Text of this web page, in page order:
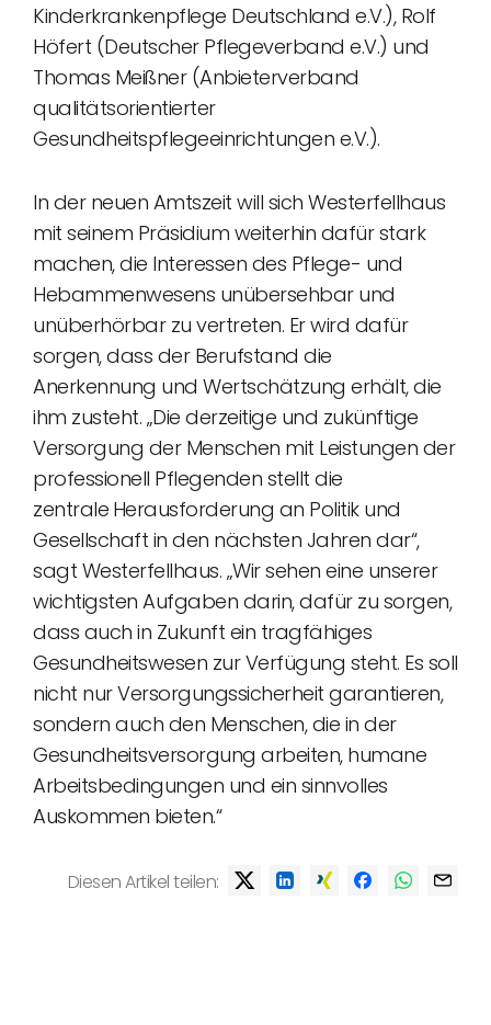
Kinderkrankenpflege Deutschland e.V.), Rolf
Höfert (Deutscher Pflegeverband e.V.) und
Thomas Meißner (Anbieterverband
qualitätsorientierter
Gesundheitspflegeeinrichtungen e.V.).
In der neuen Amtszeit will sich Westerfellhaus
mit seinem Präsidium weiterhin dafür stark
machen, die Interessen des Pflege- und
Hebammenwesens unübersehbar und
unüberhörbar zu vertreten. Er wird dafür
sorgen, dass der Berufstand die
Anerkennung und Wertschätzung erhält, die
ihm zusteht. „Die derzeitige und zukünftige
Versorgung der Menschen mit Leistungen der
professionell Pflegenden stellt die
zentrale Herausforderung an Politik und
Gesellschaft in den nächsten Jahren dar“,
sagt Westerfellhaus. „Wir sehen eine unserer
wichtigsten Aufgaben darin, dafür zu sorgen,
dass auch in Zukunft ein tragfähiges
Gesundheitswesen zur Verfügung steht. Es soll
nicht nur Versorgungssicherheit garantieren,
sondern auch den Menschen, die in der
Gesundheitsversorgung arbeiten, humane
Arbeitsbedingungen und ein sinnvolles
Auskommen bieten.“
Diesen Artikel teilen: